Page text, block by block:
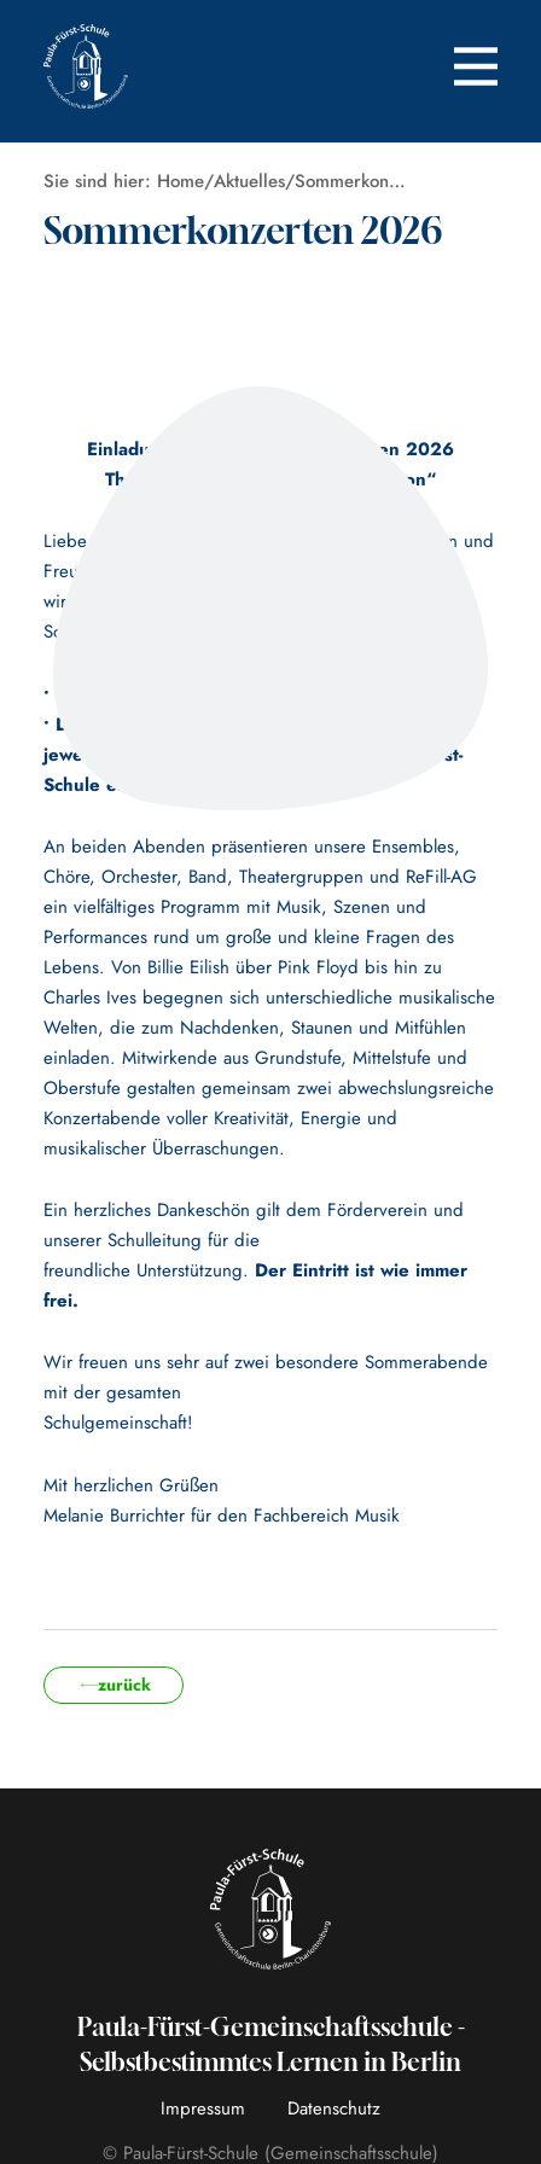
springen
Sie sind hier: Home/Aktuelles/ Sommerkonzerten 2026
Sommerkonzerten 2026
Einladung zu den Sommerkonzerten 2026
Thema: „The (Un-)answered Question“
Liebe Eltern, Schülerinnen und Schüler, Freundinnen und
Freunde unserer Schule,
wir laden herzlich zu unseren diesjährigen
Sommerkonzerten am
• Montag, 22. Juni 2026
• Dienstag, 23. Juni 2026
jeweils um 18:00 Uhr in die Aula der Paula-Fürst-
Schule ein.
An beiden Abenden präsentieren unsere Ensembles,
Chöre, Orchester, Band, Theatergruppen und ReFill-AG
ein vielfältiges Programm mit Musik, Szenen und
Performances rund um große und kleine Fragen des
Lebens. Von Billie Eilish über Pink Floyd bis hin zu
Charles Ives begegnen sich unterschiedliche musikalische
Welten, die zum Nachdenken, Staunen und Mitfühlen
einladen. Mitwirkende aus Grundstufe, Mittelstufe und
Oberstufe gestalten gemeinsam zwei abwechslungsreiche
Konzertabende voller Kreativität, Energie und
musikalischer Überraschungen.
Ein herzliches Dankeschön gilt dem Förderverein und
unserer Schulleitung für die
freundliche Unterstützung. Der Eintritt ist wie immer
frei.
Wir freuen uns sehr auf zwei besondere Sommerabende
mit der gesamten
Schulgemeinschaft!
Mit herzlichen Grüßen
Melanie Burrichter für den Fachbereich Musik
zurück
Paula-Fürst-Gemeinschaftsschule -
Selbstbestimmtes Lernen in Berlin
Impressum
Datenschutz
© Paula-Fürst-Schule (Gemeinschaftsschule)